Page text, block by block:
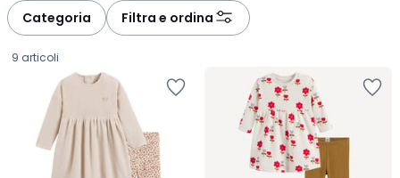
Categoria Filtra e ordina
9 articoli